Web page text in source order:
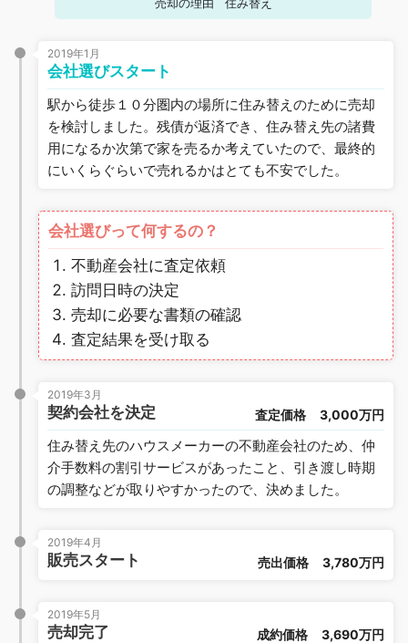
2019年1月
会社選びスタート
駅から徒歩１０分圏内の場所に住み替えのために売却
を検討しました。残債が返済でき、住み替え先の諸費
用になるか次第で家を売るか考えていたので、最終的
にいくらぐらいで売れるかはとても不安でした。
会社選びって何するの？
不動産会社に査定依頼
訪問日時の決定
売却に必要な書類の確認
査定結果を受け取る
2019年3月
契約会社を決定 査定価格 3,000万円
住み替え先のハウスメーカーの不動産会社のため、仲
介手数料の割引サービスがあったこと、引き渡し時期
の調整などが取りやすかったので、決めました。
2019年4月
販売スタート 売出価格 3,780万円
2019年5月
売却完了 成約価格 3,690万円